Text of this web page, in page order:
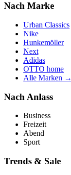
Nach Marke
Urban Classics
Nike
Hunkemöller
Next
Adidas
OTTO home
Alle Marken →
Nach Anlass
Business
Freizeit
Abend
Sport
Trends & Sale